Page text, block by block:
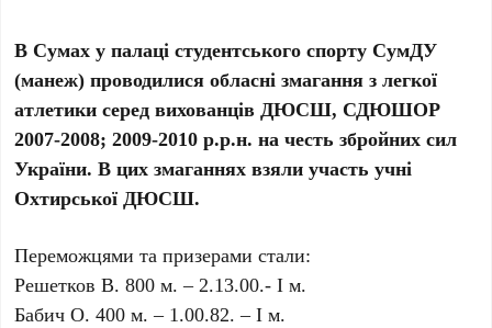
В Сумах у палаці студентського спорту СумДУ
(манеж) проводилися обласні змагання з легкої
атлетики серед вихованців ДЮСШ, СДЮШОР
2007-2008; 2009-2010 р.р.н. на честь збройних сил
України. В цих змаганнях взяли участь учні
Охтирської ДЮСШ.
Переможцями та призерами стали:
Решетков В. 800 м. – 2.13.00.- І м.
Бабич О. 400 м. – 1.00.82. – І м.